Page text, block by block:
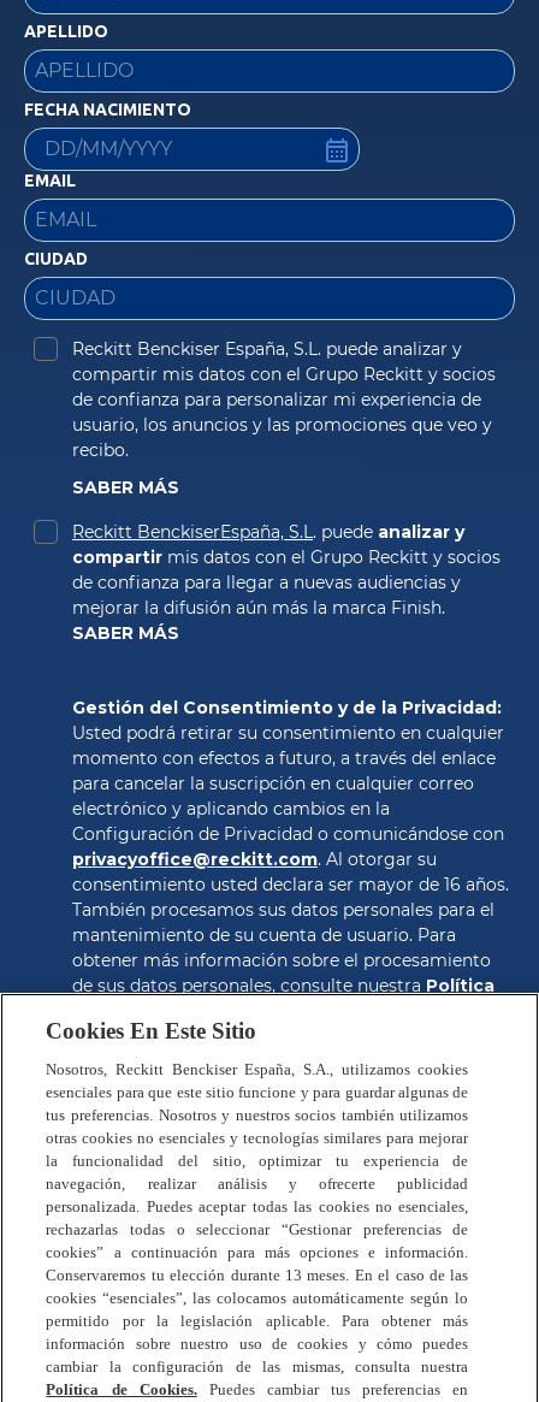
APELLIDO
FECHA NACIMIENTO
EMAIL
CIUDAD
Reckitt Benckiser España, S.L. puede analizar y
compartir mis datos con el Grupo Reckitt y socios
de confianza para personalizar mi experiencia de
usuario, los anuncios y las promociones que veo y
SABER MÁS
Reckitt BenckiserEspaña, S.L. puede analizar y
compartir mis datos con el Grupo Reckitt y socios
de confianza para llegar a nuevas audiencias y
SABER MÁS
Usted podrá retirar su consentimiento en cualquier
momento con efectos a futuro, a través del enlace
para cancelar la suscripción en cualquier correo
electrónico y aplicando cambios en la
privacyoffice@reckitt.com. Al otorgar su
consentimiento usted declara ser mayor de 16 años.
También procesamos sus datos personales para el
mantenimiento de su cuenta de usuario. Para
obtener más información sobre el procesamiento
de sus datos personales, consulte nuestra Política
Preguntas Frecuentes
Política de Privacidad
Términos y Condiciones
Política de Cookies
Contáctanos
Mapa del Sitio
Cookies En Este Sitio
Nosotros, Reckitt Benckiser España, S.A., utilizamos cookies
esenciales para que este sitio funcione y para guardar algunas de
tus preferencias. Nosotros y nuestros socios también utilizamos
otras cookies no esenciales y tecnologías similares para mejorar
la funcionalidad del sitio, optimizar tu experiencia de
navegación, realizar análisis y ofrecerte publicidad
personalizada. Puedes aceptar todas las cookies no esenciales,
rechazarlas todas o seleccionar “Gestionar preferencias de
cookies” a continuación para más opciones e información.
Conservaremos tu elección durante 13 meses. En el caso de las
cookies “esenciales”, las colocamos automáticamente según lo
permitido por la legislación aplicable. Para obtener más
información sobre nuestro uso de cookies y cómo puedes
cambiar la configuración de las mismas, consulta nuestra
Política de Cookies.Puedes cambiar tus preferencias en